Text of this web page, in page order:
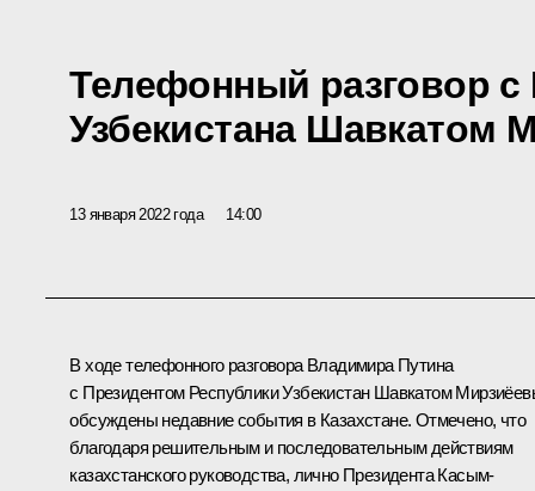
Телефонный разговор с
Узбекистана Шавкатом
13 января 2022 года 14:00
В ходе телефонного разговора Владимира Путина
с Президентом Республики Узбекистан Шавкатом
обсуждены недавние события в Казахстане. Отмечено, что
благодаря решительным и последовательным действиям
казахстанского руководства, лично ПрезидентаКасым-